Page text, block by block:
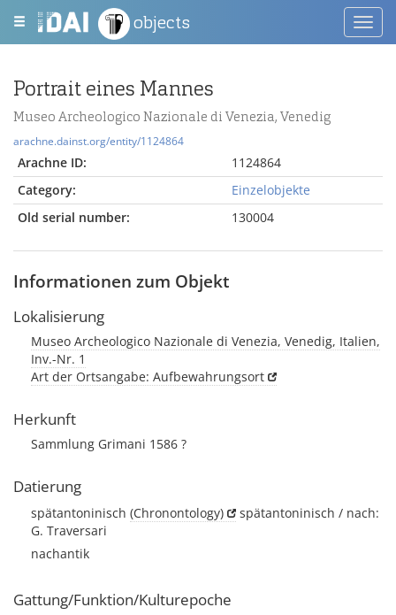
objects
Portrait eines Mannes
Museo Archeologico Nazionale di Venezia, Venedig
arachne.dainst.org/entity/1124864
Arachne ID:
1124864
Category:
Einzelobjekte
Old serial number:
130004
Informationen zum Objekt
Lokalisierung
Museo Archeologico Nazionale di Venezia, Venedig, Italien,
Inv.-Nr. 1
Art der Ortsangabe: Aufbewahrungsort
Herkunft
Sammlung Grimani 1586 ?
Datierung
spätantoninisch (Chronontology)
spätantoninisch / nach:
G. Traversari
nachantik
Gattung/Funktion/Kulturepoche